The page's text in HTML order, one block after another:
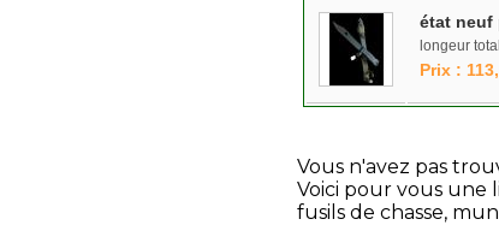
état neuf
longeur
Prix :
Vous n'avez pas
Voici pour vous une
fusils de chasse,